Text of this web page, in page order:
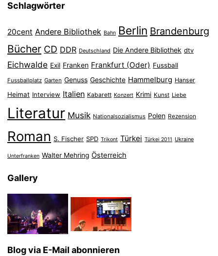
Schlagwörter
20cent Andere Bibliothek Bahn Berlin Brandenburg
Bücher CD DDR Deutschland Die Andere Bibliothek dtv
Eichwalde Exil Franken Frankfurt (Oder) Fussball
Fussballplatz Garten Genuss Geschichte Hammelburg Hanser
Heimat Interview Italien Kabarett Konzert Krimi Kunst Liebe
Literatur Musik Nationalsozialismus Polen Rezension
Roman S. Fischer SPD Trikont Türkei Türkei 2011 Ukraine
Unterfranken Walter Mehring Österreich
Gallery
Blog via E-Mail abonnieren